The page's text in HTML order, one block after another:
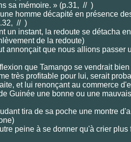
sa mémoire. » (p.31, // )
homme décapité en présence
// )
un instant, la redoute se détacha
de la redoute)
annonçait que nous allions passer
que Tamango se vendrait
très profitable pour lui, serait
et lui renonçant au commerce
Guinée une bonne ou une
tira de sa poche une montre
peine à se donner qu'à crier